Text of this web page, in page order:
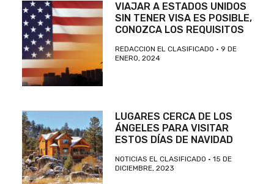
VIAJAR A ESTADOS UNIDOS
SIN TENER VISA ES POSIBLE,
CONOZCA LOS REQUISITOS
REDACCION EL CLASIFICADO
9 DE
ENERO, 2024
LUGARES CERCA DE LOS
ÁNGELES PARA VISITAR
ESTOS DÍAS DE NAVIDAD
NOTICIAS EL CLASIFICADO
15 DE
DICIEMBRE, 2023